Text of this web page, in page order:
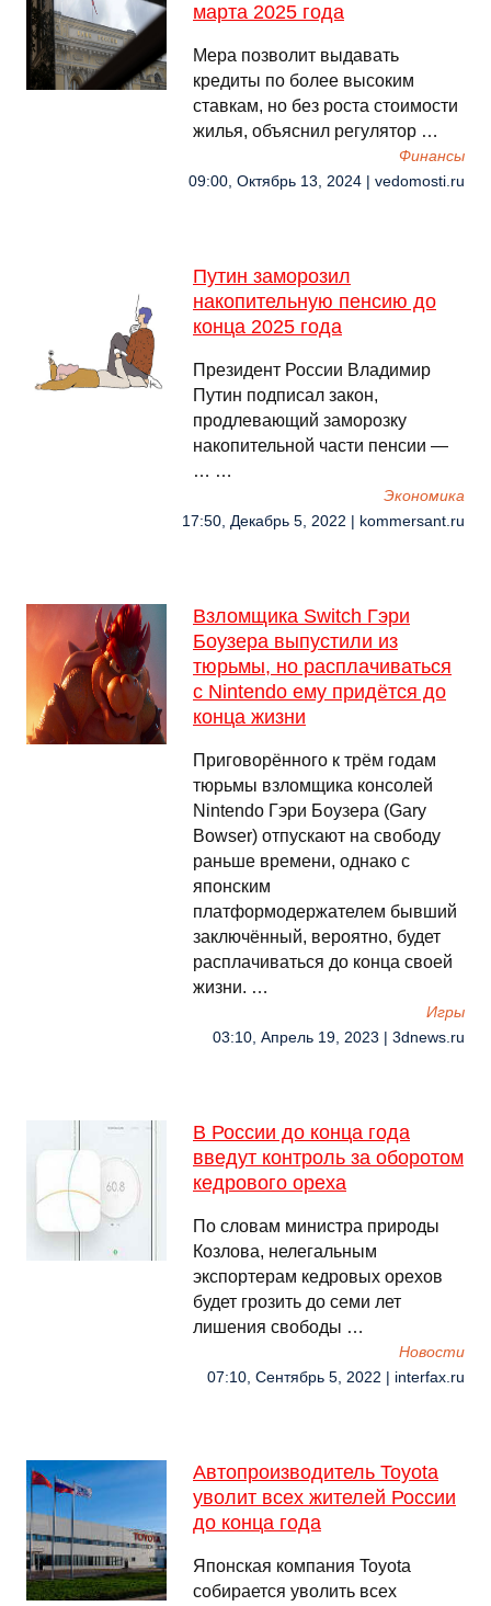
марта 2025 года
Мера позволит выдавать
кредиты по более высоким
ставкам, но без роста стоимости
жилья, объяснил регулятор …
Финансы
09:00, Октябрь 13, 2024 | vedomosti.ru
Путин заморозил
накопительную пенсию до
конца 2025 года
Президент России Владимир
Путин подписал закон,
продлевающий заморозку
накопительной части пенсии —
… …
Экономика
17:50, Декабрь 5, 2022 | kommersant.ru
Взломщика Switch Гэри
Боузера выпустили из
тюрьмы, но расплачиваться
с Nintendo ему придётся до
конца жизни
Приговорённого к трём годам
тюрьмы взломщика консолей
Nintendo Гэри Боузера (Gary
Bowser) отпускают на свободу
раньше времени, однако с
японским
платформодержателем бывший
заключённый, вероятно, будет
расплачиваться до конца своей
жизни. …
Игры
03:10, Апрель 19, 2023 | 3dnews.ru
В России до конца года
введут контроль за оборотом
кедрового ореха
По словам министра природы
Козлова, нелегальным
экспортерам кедровых орехов
будет грозить до семи лет
лишения свободы …
Новости
07:10, Сентябрь 5, 2022 | interfax.ru
Автопроизводитель Toyota
уволит всех жителей России
до конца года
Японская компания Toyota
собирается уволить всех